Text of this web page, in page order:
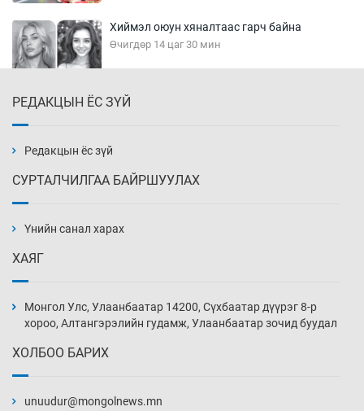
Хиймэл оюун хяналтаас гарч байна
Өчигдөр 14 цаг 30 мин
Өчигдөр 14 цаг 00 мин
нэмэгджээ
Өчигдөр 13 цаг 30 мин
Өчигдөр 13 цаг 00 мин
РЕДАКЦЫН ЁС ЗҮЙ
Редакцын ёс зүй
СУРТАЛЧИЛГАА БАЙРШУУЛАХ
Үнийн санал харах
ХАЯГ
Монгол Улс, Улаанбаатар 14200, Сүхбаатар дүүрэг 8-р
хороо, Алтангэрэлийн гудамж, Улаанбаатар зочид буудал
ХОЛБОО БАРИХ
unuudur@mongolnews.mn